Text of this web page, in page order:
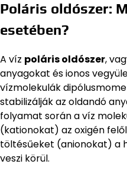
Poláris oldószer:
esetében?
A víz poláris oldószer,
anyagokat és ionos
vízmolekulák
stabilizálják az oldandó
folyamat során a víz
(kationokat) az oxigén
töltésűeket (anionokat) a
veszi körül.